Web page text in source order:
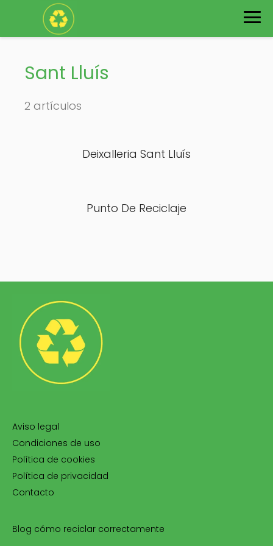
Sant Lluís
2 artículos
Deixalleria Sant Lluís
Punto De Reciclaje
Aviso legal
Condiciones de uso
Política de cookies
Política de privacidad
Contacto
Blog cómo reciclar correctamente